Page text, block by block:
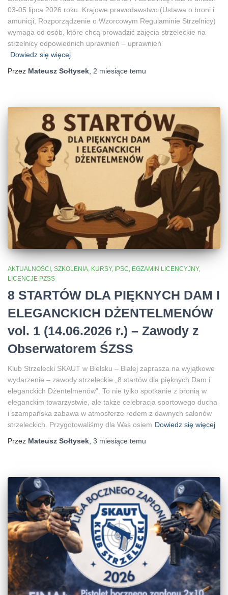
03-05 lipca 2026 roku. Krajowe prawodawstwo (Ustawa o broni i
amunicji, Rozporządzenie o Wzorcowym Regulaminie Strzelnicy)
wymaga od osób, które chcą prowadzić zajęcia strzeleckie na
strzelnicy odpowiednich uprawnień – uprawnień
Dowiedz się więcej
Przez Mateusz Sołtysek 2 miesiące temu
AKTUALNOŚCI, SZKOLENIA, KURSY, IPSC
EGZAMIN LICENCYJNY
LICENCJE PZSS
8 STARTÓW DLA PIĘKNYCH DAM I
ELEGANCKICH DŻENTELMENÓW
vol. 1 (14.06.2026 r.) – Zawody z
Obserwatorem ŚZSS
Klub Strzelecki SKAUT w Bielsku – Białej zaprasza na wyjątkowe
wydarzenie – zawody strzeleckie „8 startów dla pięknych Dam i
eleganckich Dżentelmenów”. To nie tylko spotkanie z bronią w
eleganckim towarzystwie, ale także celebracja sportowego ducha
i szampańska zabawa w atmosferze rodem z dawnych salonów
strzeleckich. Przygotowaliśmy dla Was osiem Dowiedz się więcej
Przez Mateusz Sołtysek, 3 miesiące temu